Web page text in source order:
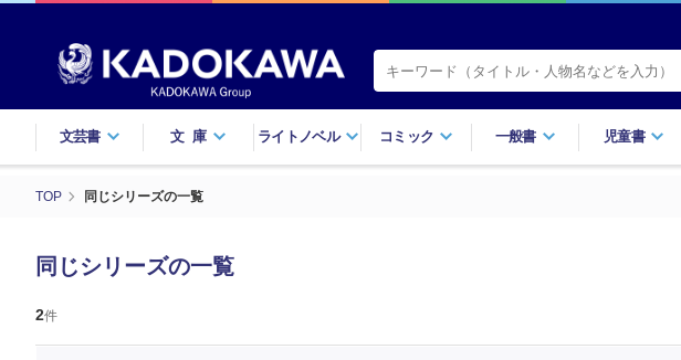
文芸書 文庫 ライトノベル コミック 一般書 児童書
TOP 同じシリーズの一覧
同じシリーズの一覧
2件